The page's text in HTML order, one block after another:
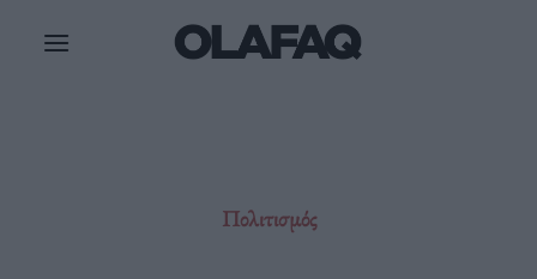
Πολιτισμός